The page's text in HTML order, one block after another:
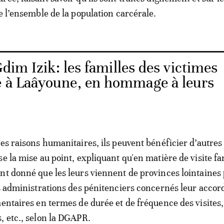
l’ensemble de la population carcérale.
Izik: les familles des victimes
Laâyoune, en hommage à leurs
raisons humanitaires, ils peuvent bénéficier d’autres
la mise au point, expliquant qu'en matière de visite
donné que les leurs viennent de provinces
des pénitenciers concernés leur
en termes de durée et de fréquence des
etc., selon la DGAPR.